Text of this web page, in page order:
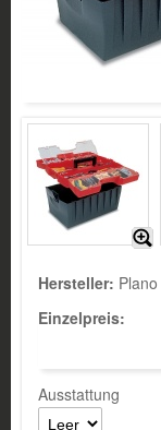
Hersteller: Plano
Einzelpreis:
Ausstattung